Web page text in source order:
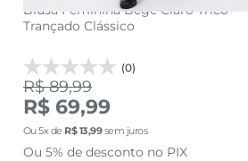
Blusa Feminina Bege Claro Tricô
Trançado Clássico
(0)
R$ 89,99
R$ 69,99
Ou5x de R$13,99sem juros
Ou 5% de desconto no PIX